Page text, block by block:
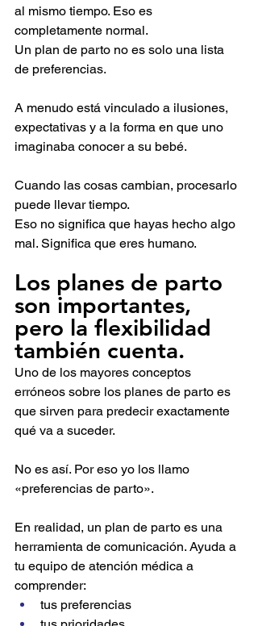
al mismo tiempo. Eso es
completamente normal.
Un plan de parto no es solo una lista
de preferencias.
A menudo está vinculado a ilusiones,
expectativas y a la forma en que uno
imaginaba conocer a su bebé.
Cuando las cosas cambian, procesarlo
puede llevar tiempo.
Eso no significa que hayas hecho algo
mal. Significa que eres humano.
Los planes de parto
son importantes,
pero la flexibilidad
también cuenta.
Uno de los mayores conceptos
erróneos sobre los planes de parto es
que sirven para predecir exactamente
qué va a suceder.
No es así. Por eso yo los llamo
«preferencias de parto».
En realidad, un plan de parto es una
herramienta de comunicación. Ayuda a
tu equipo de atención médica a
comprender:
tus preferencias